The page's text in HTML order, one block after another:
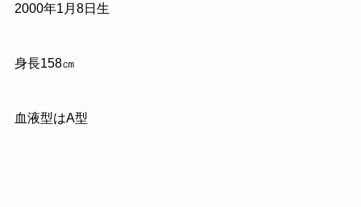
2000年1月8日生
身長158㎝
血液型はA型